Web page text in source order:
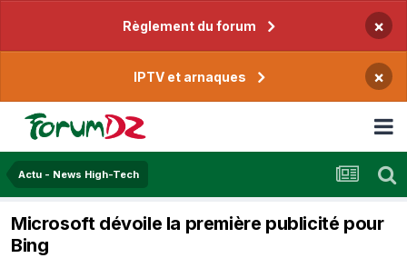
Règlement du forum ×
IPTV et arnaques ×
Actu - News High-Tech
Microsoft dévoile la première publicité pour
Bing